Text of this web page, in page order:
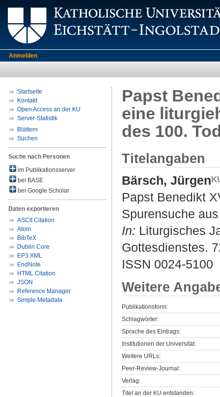
Anmelden
Startseite
Kontakt
Open Access an der KU
Server-Statistik
Blättern
Suchen
Suche nach Personen
im Publikationsserver
bei BASE
bei Google Scholar
Daten exportieren
ASCII Citation
Atom
BibTeX
Dublin Core
EP3 XML
EndNote
HTML Citation
JSON
Reference Manager
Simple Metadata
Papst
eine
des 100.
Titelangaben
Bärsch, Jürgen
Papst Benedikt
Spurensuche
In: Liturgisches
Gottesdienstes.
ISSN 0024-5100
Weitere
Publikationsform:
Schlagwörter:
Sprache des Eintrags:
Institutionen der Universität:
Weitere URLs:
Peer-Review-Journal:
Verlag:
Titel an der KU entstanden: